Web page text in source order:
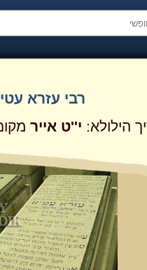
רבי עזרא
הילולא: י''ט אייר